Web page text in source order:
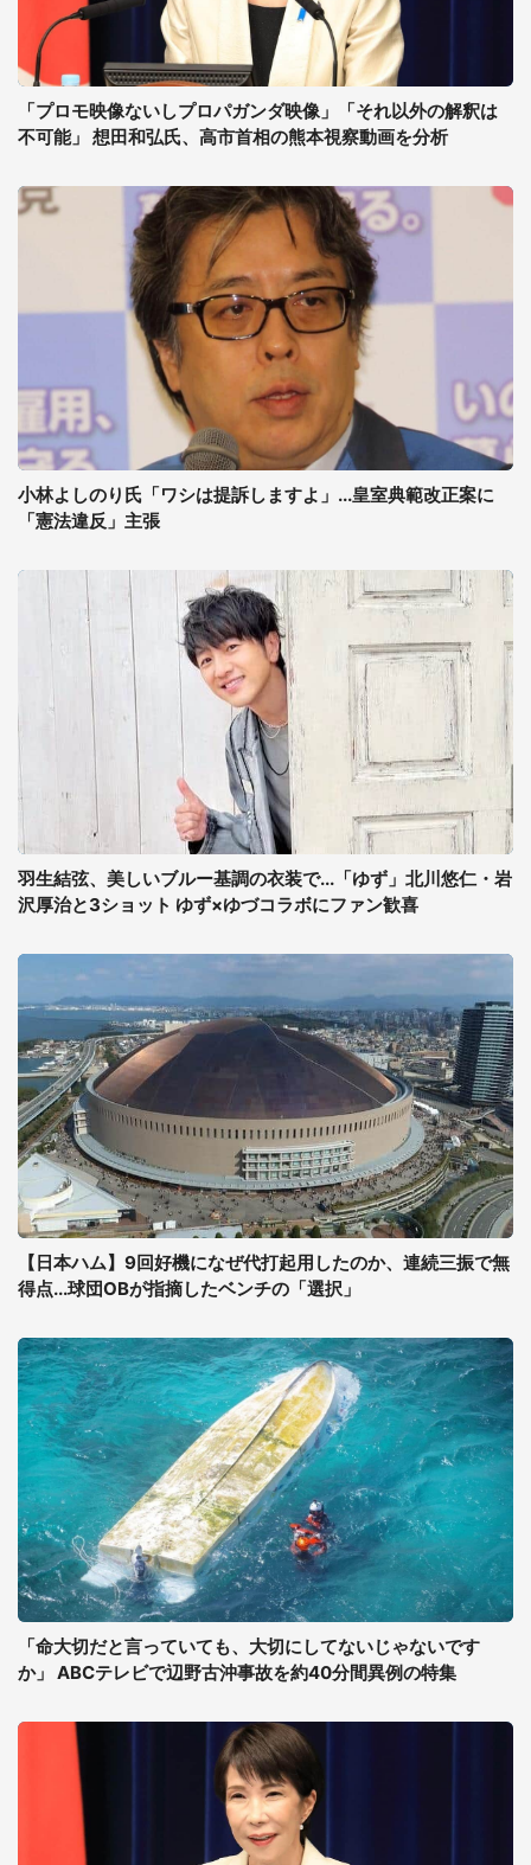
「プロモ映像ないしプロパガンダ映像」「それ以外の解釈は
不可能」 想田和弘氏、高市首相の熊本視察動画を分析
小林よしのり氏「ワシは提訴しますよ」...皇室典範改正案に
「憲法違反」主張
羽生結弦、美しいブルー基調の衣装で...「ゆず」北川悠仁・岩
沢厚治と3ショット ゆず×ゆづコラボにファン歓喜
【日本ハム】9回好機になぜ代打起用したのか、連続三振で無
得点...球団OBが指摘したベンチの「選択」
「命大切だと言っていても、大切にしてないじゃないです
か」 ABCテレビで辺野古沖事故を約40分間異例の特集